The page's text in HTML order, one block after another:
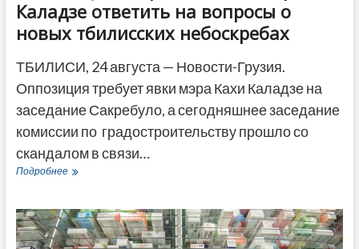
Каладзе ответить на вопросы о
новых тбилисских небоскребах
ТБИЛИСИ, 24 августа — Новости-Грузия.
Оппозиция требует явки мэра Кахи Каладзе на
заседание Сакребуло, а сегодняшнее заседание
комиссии по градостроительству прошло со
скандалом в связи…
ПодробнееОппозиция
мэра
Каладзе
ответить